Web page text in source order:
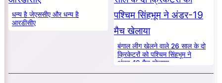
धन्य है जेएससीए और धन्य है
आरडीसीए
बंगाल लीग खेलने वाले 26 साल के दो
क्रिकेटरों को पश्चिम सिंहभूम ने
अंडर-19 मैच खेलाया